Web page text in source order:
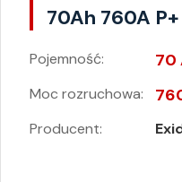
70Ah 760A P+
Pojemność: 70
Moc rozruchowa:
Producent: